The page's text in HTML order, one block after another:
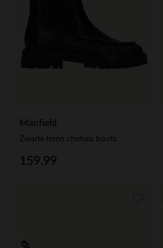
Manfield
Zwarte leren chelsea boots
159.99